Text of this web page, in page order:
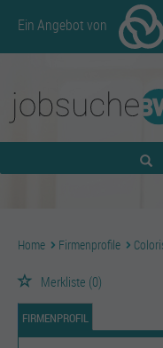
Ein Angebot von
Home Firmenprofile
Merkliste (0)
FIRMENPROFIL